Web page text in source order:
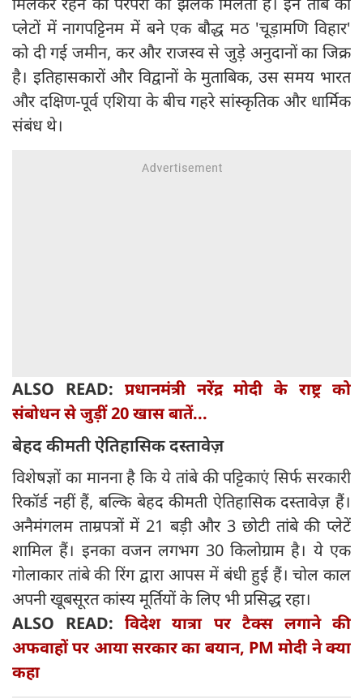
प्लेटों में नागपट्टिनम में बने एक बौद्ध मठ 'चूड़ामणि विहार'
को दी गई जमीन, कर और राजस्व से जुड़े अनुदानों का जिक्र
है। इतिहासकारों और विद्वानों के मुताबिक, उस समय भारत
और दक्षिण-पूर्व एशिया के बीच गहरे सांस्कृतिक और धार्मिक
संबंध थे।
ALSO READ: प्रधानमंत्री नरेंद्र मोदी के राष्ट्र को
संबोधन से जुड़ीं 20 खास बातें...
बेहद कीमती ऐतिहासिक दस्तावेज़
विशेषज्ञों का मानना है कि ये तांबे की पट्टिकाएं सिर्फ सरकारी
रिकॉर्ड नहीं हैं, बल्कि बेहद कीमती ऐतिहासिक दस्तावेज़ हैं।
अनैमंगलम ताम्रपत्रों में 21 बड़ी और 3 छोटी तांबे की प्लेटें
शामिल हैं। इनका वजन लगभग 30 किलोग्राम है। ये एक
गोलाकार तांबे की रिंग द्वारा आपस में बंधी हुई हैं। चोल काल
अपनी खूबसूरत कांस्य मूर्तियों के लिए भी प्रसिद्ध रहा।
ALSO READ:विदेश यात्रा पर टैक्स लगाने की
अफवाहों पर आया सरकार का बयान, PM मोदी ने क्या
कहा